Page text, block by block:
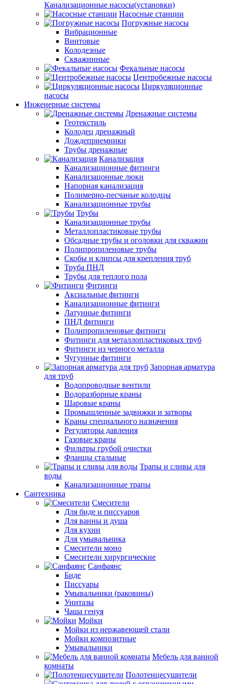
Канализационные насосы(установки)
Насосные станции
Погружные насосы
Вибрационные
Винтовые
Колодезные
Скважинные
Фекальные насосы
Центробежные насосы
Циркуляционные
насосы
Инженерные системы
Дренажные системы
Геотекстиль
Колодец дренажный
Дождеприемники
Трубы дренажные
Канализация
Канализационные фитинги
Канализацонные люки
Напорная канализация
Полимерно-песчаные колодцы
Канализационные трубы
Трубы
Канализационные трубы
Металлопластиковые трубы
Обсадные трубы и оголовки для скважин
Полипропиленовые трубы
Скобы и клипсы для крепления труб
Труба ПНД
Трубы для теплого пола
Фитинги
Аксиальные фитинги
Канализационные фитинги
Латунные фитинги
ПНД фитинги
Полипропиленовые фитинги
Фитинги для металлопластиковых труб
Фитинги из черного металла
Чугунные фитинги
Запорная арматура
для труб
Водопроводные вентили
Водоразборные краны
Шаровые краны
Промышленные задвижки и затворы
Краны специального назначения
Регуляторы давления
Газовые краны
Фильтры грубой очистки
Фланцы стальные
Трапы и сливы для
воды
Канализационные трапы
Сантехника
Смесители
Для биде и писсуаров
Для ванны и душа
Для кухни
Для умывальника
Смесители моно
Смесители хирургические
Санфаянс
Биде
Писсуары
Умывальники (раковины)
Унитазы
Чаша генуя
Мойки
Мойки из нержавеющей стали
Мойки композитные
Умывальники
Мебель для ванной
комнаты
Полотенцесушители